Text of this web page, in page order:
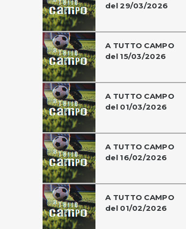
del 29/03/2026
A TUTTO CAMPO
del 15/03/2026
A TUTTO CAMPO
del 01/03/2026
A TUTTO CAMPO
del 16/02/2026
A TUTTO CAMPO
del 01/02/2026